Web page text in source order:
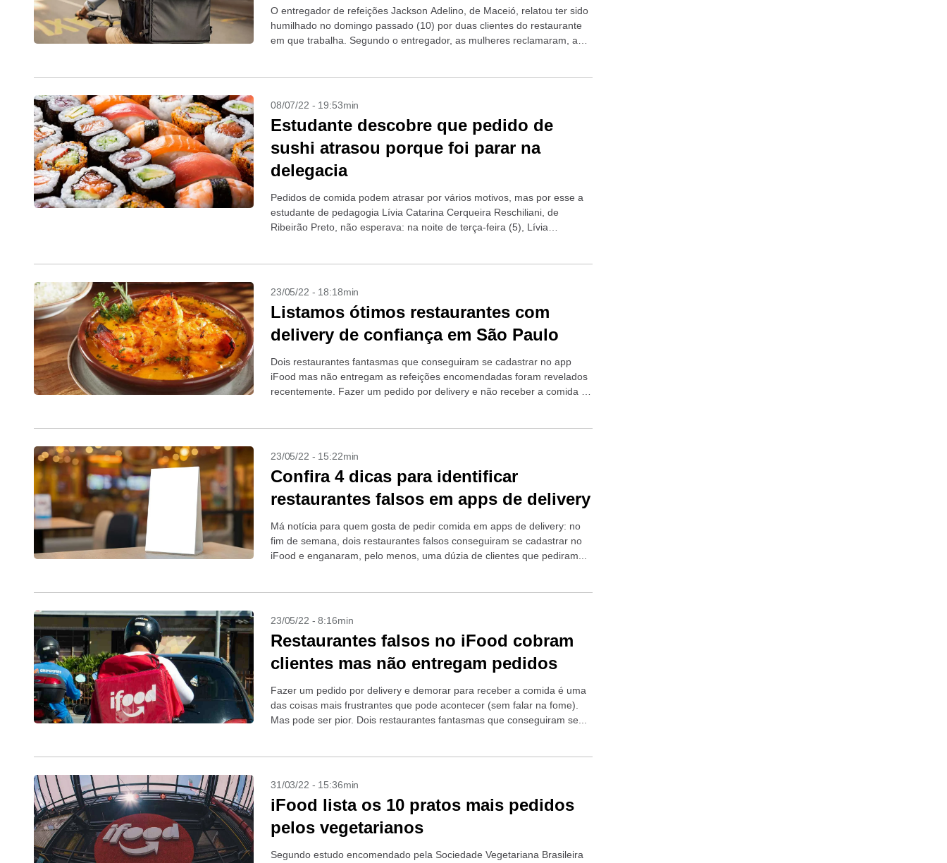
O entregador de refeições Jackson Adelino, de Maceió, relatou ter sido
humilhado no domingo passado (10) por duas clientes do restaurante
em que trabalha. Segundo o entregador, as mulheres reclamaram, aos
08/07/22 - 19:53min
Estudante descobre que pedido de
sushi atrasou porque foi parar na
delegacia
Pedidos de comida podem atrasar por vários motivos, mas por esse a
estudante de pedagogia Lívia Catarina Cerqueira Reschiliani, de
Ribeirão Preto, não esperava: na noite de terça-feira (5), Lívia
23/05/22 - 18:18min
Listamos ótimos restaurantes com
delivery de confiança em São Paulo
Dois restaurantes fantasmas que conseguiram se cadastrar no app
iFood mas não entregam as refeições encomendadas foram revelados
recentemente. Fazer um pedido por delivery e não receber a comida é
23/05/22 - 15:22min
Confira 4 dicas para identificar
restaurantes falsos em apps de delivery
Má notícia para quem gosta de pedir comida em apps de delivery: no
fim de semana, dois restaurantes falsos conseguiram se cadastrar no
iFood e enganaram, pelo menos, uma dúzia de clientes que pediram...
23/05/22 - 8:16min
Restaurantes falsos no iFood cobram
clientes mas não entregam pedidos
Fazer um pedido por delivery e demorar para receber a comida é uma
das coisas mais frustrantes que pode acontecer (sem falar na fome).
Mas pode ser pior. Dois restaurantes fantasmas que conseguiram se...
31/03/22 - 15:36min
iFood lista os 10 pratos mais pedidos
pelos vegetarianos
Segundo estudo encomendado pela Sociedade Vegetariana Brasileira